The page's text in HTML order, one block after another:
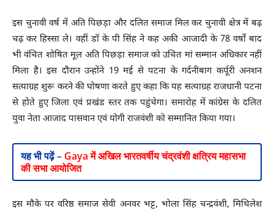
इस चुनावी वर्ष में अति पिछड़ा और दलित समाज मिल कर चुनावी क्षेत्र में बढ़
चढ़ कर हिस्सा ले। वहीं डॉ के पी सिंह ने कह अकी आजादी के 78 वर्षों बाद
भी वंचित शोषित मूल अति पिछड़ा समाज को उचित मां सम्मान अधिकार नहीं
मिला है। इस दौरान उन्होंने 19 मई से पटना के गर्दनीबाग कर्पूरी अनशन
सत्याग्रह शुरू करने की घोषणा करते हुए कहा कि यह सत्याग्रह राजधानी पटना
से होते हुए जिला एवं प्रखंड स्तर तक पहुंचेगा। समारोह में कांग्रेस के दलित
युवा नेता आजाद पासवान एवं योगी राजवंशी को सम्मानित किया गया।
यह भी पढ़ें – Gaya में अखिल भारतवर्षीय चंद्रवंशी क्षत्रिय महासभा
की सभा आयोजित
इस मौके पर वरिष्ठ समाज सेवी अनवर भट्ट, भोला सिंह चन्द्रवंशी, मिथिलेश